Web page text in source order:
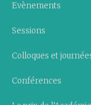
Evènements
Sessions
Colloques et
Conférences